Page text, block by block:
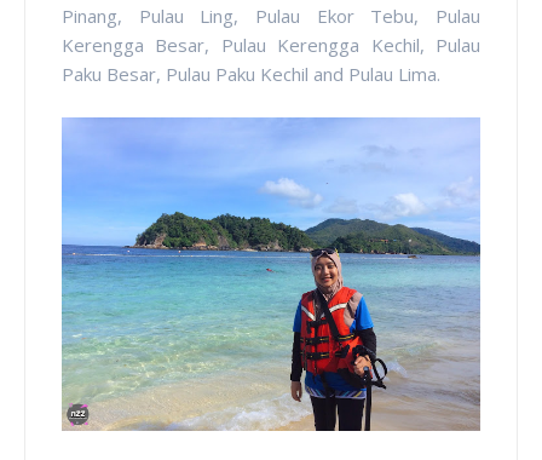
Pinang, Pulau Ling, Pulau Ekor Tebu, Pulau
Kerengga Besar, Pulau Kerengga Kechil, Pulau
Paku Besar, Pulau Paku Kechil and Pulau Lima.